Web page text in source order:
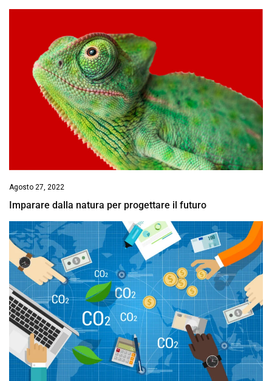
Agosto 27, 2022
Imparare dalla natura per progettare il futuro